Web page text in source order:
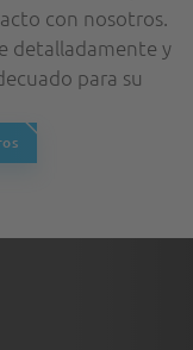
con nosotros.
detalladamente y
para su